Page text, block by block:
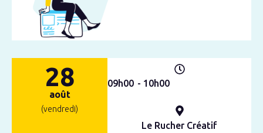
28
août
(vendredi)
09h00 - 10h00
Le Rucher Créatif